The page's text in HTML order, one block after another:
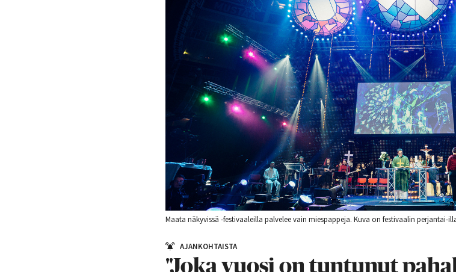
Maata näkyvissä -festivaaleilla palvelee vain miespappeja. Kuva on festivaalin perjantai-
AJANKOHTAISTA
"Joka vuosi on tuntunut